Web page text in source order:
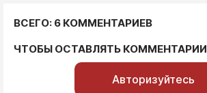
ВСЕГО: 6 КОММЕНТАРИЕВ
ЧТОБЫ ОСТАВЛЯТЬ КОММЕНТАРИИ
Авторизуйтесь